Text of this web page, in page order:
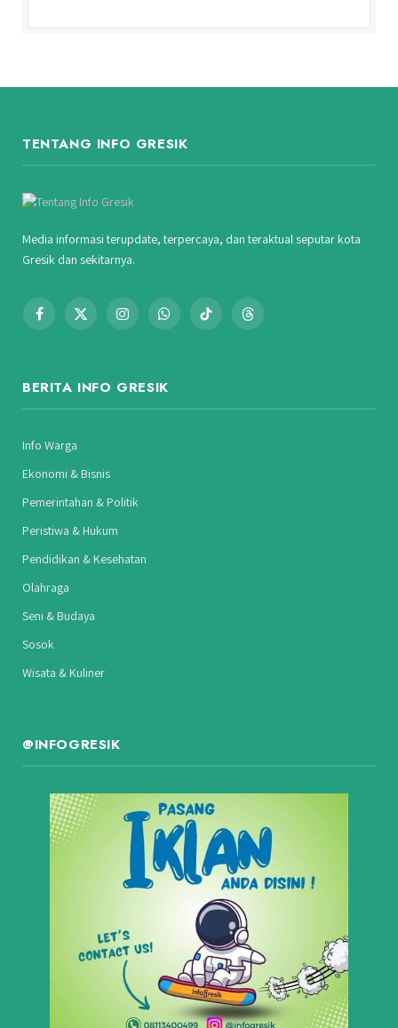
TENTANG INFO GRESIK
Media informasi terupdate, terpercaya, dan teraktual seputar kota
Gresik dan sekitarnya.
Facebook
X
InstagramWhatsAppTikTok Threads
BERITA INFO GRESIK
Info Warga
Ekonomi & Bisnis
Pemerintahan & Politik
Peristiwa & Hukum
Pendidikan & Kesehatan
Olahraga
Seni & Budaya
Sosok
Wisata & Kuliner
@INFOGRESIK